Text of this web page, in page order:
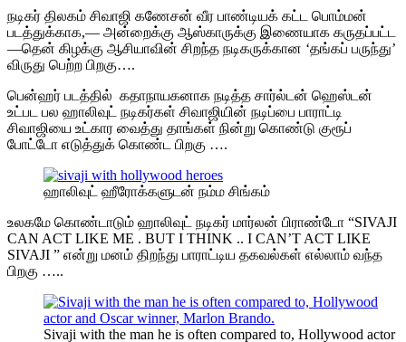
நடிகர் திலகம் சிவாஜி கணேசன் வீர பாண்டியக் கட்ட பொம்மன்
படத்துக்காக,— அன்றைக்கு ஆஸ்காருக்கு இணையாக கருதப்பட்ட
—தென் கிழக்கு ஆசியாவின் சிறந்த நடிகருக்கான ‘தங்கப் பருந்து’
விருது பெற்ற பிறகு….
பென்ஹர் படத்தில் கதாநாயகனாக நடித்த சார்ல்டன் ஹெஸ்டன்
உட்பட பல ஹாலிவுட் நடிகர்கள் சிவாஜியின் நடிப்பை பாராட்டி
சிவாஜியை உட்கார வைத்து தாங்கள் நின்று கொண்டு குரூப்
போட்டோ எடுத்துக் கொண்ட பிறகு ….
ஹாலிவுட் ஹீரோக்களுடன் நம்ம சிங்கம்
உலகமே கொண்டாடும் ஹாலிவுட் நடிகர் மார்லன் பிராண்டோ “SIVAJI
CAN ACT LIKE ME . BUT I THINK .. I CAN’T ACT LIKE
SIVAJI ” என்று மனம் திறந்து பாராட்டிய தகவல்கள் எல்லாம் வந்த
பிறகு …..
Sivaji with the man he is often compared to, Hollywood actor